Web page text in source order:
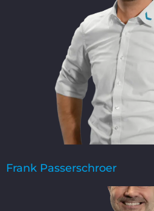
Frank Passerschroer